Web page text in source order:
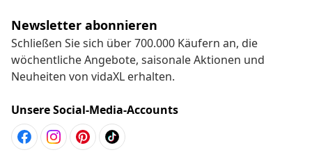
Newsletter abonnieren
Schließen Sie sich über 700.000 Käufern an, die
wöchentliche Angebote, saisonale Aktionen und
Neuheiten von vidaXL erhalten.
Unsere Social-Media-Accounts